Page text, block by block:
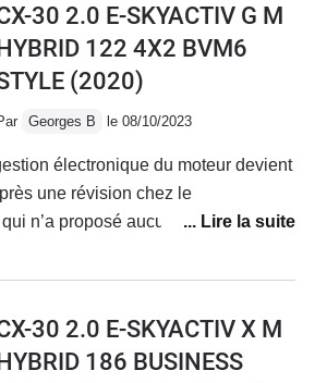
30 2.0 E-SKYACTIV G M
122 4X2 BVM6
(2020)
Georges B le 08/10/2023
électronique du moteur devient
une révision chez le
n’a proposé aucune solution hors
car globalement la CX30
30 2.0 E-SKYACTIV X M
186 BUSINESS